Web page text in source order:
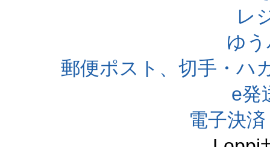
レ
ゆ
郵便ポスト、切手・ハ
e発
電子決